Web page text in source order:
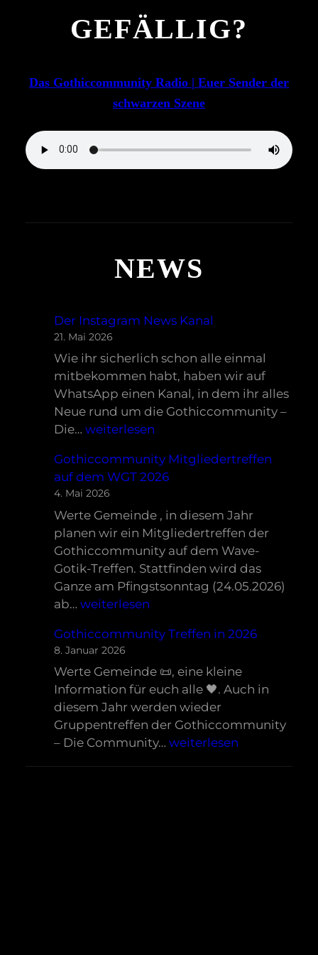
GEFÄLLIG?
Das Gothiccommunity Radio | Euer Sender der
schwarzen Szene
NEWS
Der Instagram News Kanal
21. Mai 2026
Wie ihr sicherlich schon alle einmal
mitbekommen habt, haben wir auf
WhatsApp einen Kanal, in dem ihr alles
Neue rund um die Gothiccommunity –
Die… Der
News
Kanal
weiterlesen
Gothiccommunity Mitgliedertreffen
auf dem WGT 2026
4. Mai 2026
Werte Gemeinde , in diesem Jahr
planen wir ein Mitgliedertreffen der
Gothiccommunity auf dem Wave-
Gotik-Treffen. Stattfinden wird das
Ganze am Pfingstsonntag (24.05.2026)
ab… Gothiccommunity
auf
dem
WGT
2026
weiterlesen
Gothiccommunity Treffen in 2026
8. Januar 2026
Werte Gemeinde 📜, eine kleine
Information für euch alle 🖤. Auch in
diesem Jahr werden wieder
Gruppentreffen der Gothiccommunity
– Die Community… Gothiccommunity
weiterlesen